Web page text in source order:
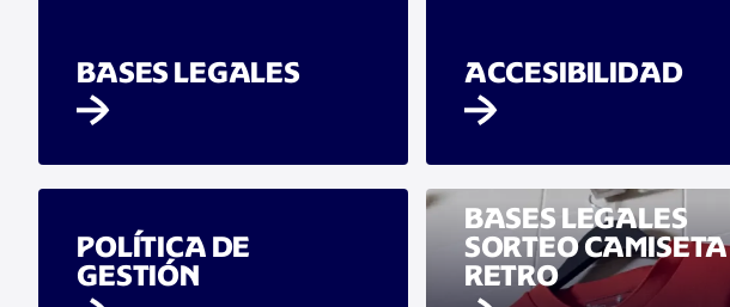
BASES LEGALES ACCESIBILIDAD
POLÍTICA DE
GESTIÓN
BASES LEGALES
SORTEO CAMISETA
RETRO